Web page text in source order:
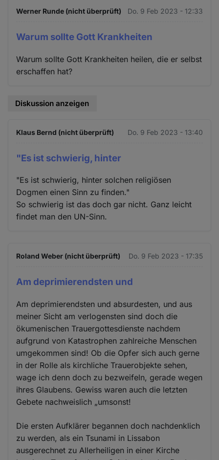
Werner Runde (nicht überprüft) Do. 9 Feb 2023 - 12:33
Warum sollte Gott Krankheiten
Warum sollte Gott Krankheiten heilen, die er selbst
erschaffen hat?
Diskussion anzeigen
Klaus Bernd (nicht überprüft) Do. 9 Feb 2023 - 13:40
"Es ist schwierig, hinter
"Es ist schwierig, hinter solchen religiösen
Dogmen einen Sinn zu finden."
So schwierig ist das doch gar nicht. Ganz leicht
findet man den UN-Sinn.
Roland Weber (nicht überprüft) Do. 9 Feb 2023 - 17:35
Am deprimierendsten und
Am deprimierendsten und absurdesten, und aus
meiner Sicht am verlogensten sind doch die
ökumenischen Trauergottesdienste nachdem
aufgrund von Katastrophen zahlreiche Menschen
umgekommen sind! Ob die Opfer sich auch gerne
in der Rolle als kirchliche Trauerobjekte sehen,
wage ich denn doch zu bezweifeln, gerade wegen
ihres Glaubens. Gewiss waren auch die letzten
Gebete nachweislich „umsonst!
Die ersten Aufklärer begannen doch nachdenklich
zu werden, als ein Tsunami in Lissabon
ausgerechnet zu Allerheiligen in einer Kirche